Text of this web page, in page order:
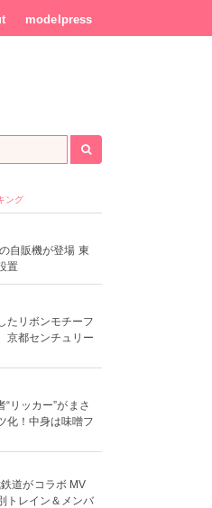
modelpress
ング
自販機が登場 東
置
たリボンモチーフ
京都センチュリー
“リッカー”がまさ
化！中身は味噌フ
道がコラボ MV
トレイン＆メンバ